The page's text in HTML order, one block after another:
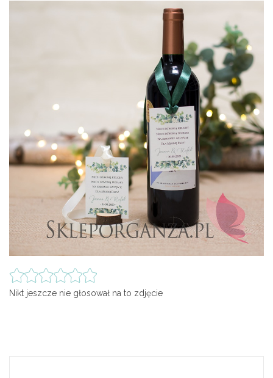
Nikt jeszcze nie głosował na to zdjęcie